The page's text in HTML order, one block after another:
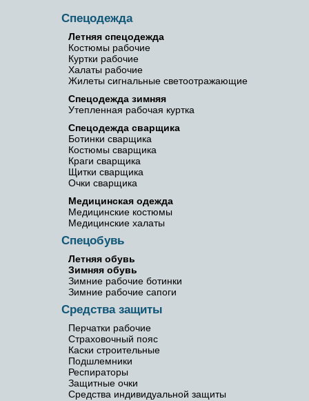
Спецодежда
Летняя спецодежда
Костюмы рабочие
Куртки рабочие
Халаты рабочие
Жилеты сигнальные светоотражающие
Спецодежда зимняя
Утепленная рабочая куртка
Спецодежда сварщика
Ботинки сварщика
Костюмы сварщика
Краги сварщика
Щитки сварщика
Очки сварщика
Медицинская одежда
Медицинские костюмы
Медицинские халаты
Спецобувь
Летняя обувь
Зимняя обувь
Зимние рабочие ботинки
Зимние рабочие сапоги
Средства защиты
Перчатки рабочие
Страховочный пояс
Каски строительные
Подшлемники
Респираторы
Защитные очки
Средства индивидуальной защиты